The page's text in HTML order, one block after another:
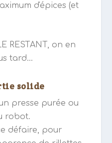
d'épices (et
RESTANT, on en
tard...
solide
presse purée ou
robot.
défaire, pour